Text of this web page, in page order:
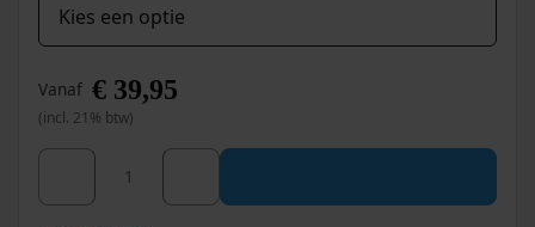
Vanaf € 39,95
(incl. 21% btw)
Wixx PRO PU Metaallak Roestwerend aantal
Dit
heeft